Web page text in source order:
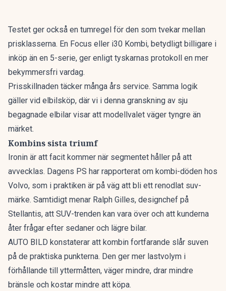
Testet ger också en tumregel för den som tvekar mellan
prisklasserna. En Focus eller i30 Kombi, betydligt billigare i
inköp än en 5-serie, ger enligt tyskarnas protokoll en mer
bekymmersfri vardag.
Prisskillnaden täcker många års service. Samma logik
gäller vid elbilsköp, där vi i denna granskning av sju
begagnade elbilar visar att modellvalet väger tyngre än
märket.
Kombins sista triumf
Ironin är att facit kommer när segmentet håller på att
avvecklas. Dagens PS har rapporterat om kombi-döden hos
Volvo, som i praktiken är på väg att bli ett renodlat suv-
märke. Samtidigt menar Ralph Gilles, designchef på
Stellantis, att SUV-trenden kan vara över och att kunderna
åter frågar efter sedaner och lägre bilar.
AUTO BILD konstaterar att kombin fortfarande slår suven
på de praktiska punkterna. Den ger mer lastvolym i
förhållande till yttermåtten, väger mindre, drar mindre
bränsle och kostar mindre att köpa.